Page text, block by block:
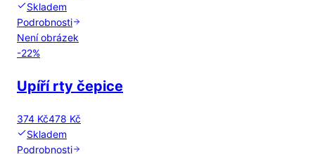
Skladem
Podrobnosti
Není obrázek
-22%
Upíří rty čepice
374 Kč478 Kč
Skladem
Podrobnosti